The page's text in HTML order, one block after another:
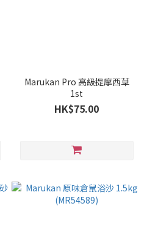
Marukan Pro 高級提摩西草
1st
HK$75.00